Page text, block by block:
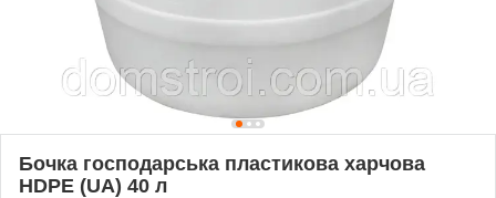
Бочка господарська пластикова харчова
HDPE (UA) 40 л